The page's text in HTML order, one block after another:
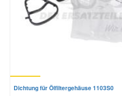
Dichtung für Ölfiltergehäuse 1103S0